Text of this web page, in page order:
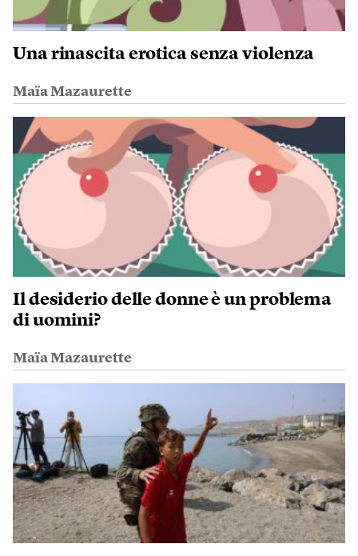
Una rinascita erotica senza violenza
Maïa Mazaurette
Il desiderio delle donne è un problema
di uomini?
Maïa Mazaurette